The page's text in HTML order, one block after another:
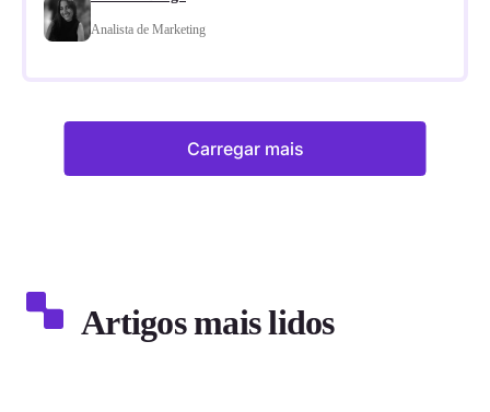
Analista de Marketing
Carregar mais
Artigos mais lidos